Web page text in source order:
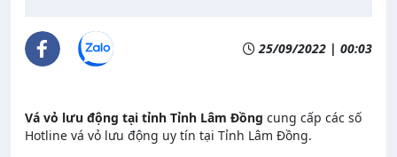
25/09/2022 | 00:03
Vá vỏ lưu động tại tỉnh Tỉnh Lâm Đồng cung cấp các số
Hotline vá vỏ lưu động uy tín tại Tỉnh Lâm Đồng.